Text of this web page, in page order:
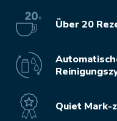
Über 20
Quiet